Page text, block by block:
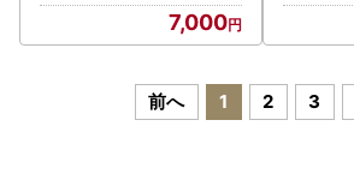
7,000
前へ 1 2 3